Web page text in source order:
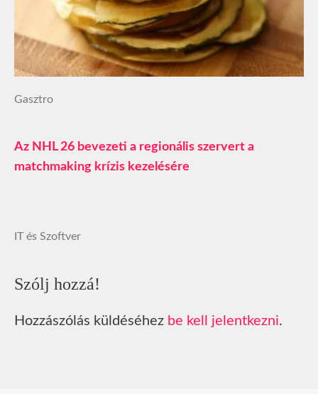
Gasztro
Az NHL 26 bevezeti a regionális szervert a
matchmaking krízis kezelésére
IT és Szoftver
Szólj hozzá!
Hozzászólás küldéséhez be kell jelentkezni.